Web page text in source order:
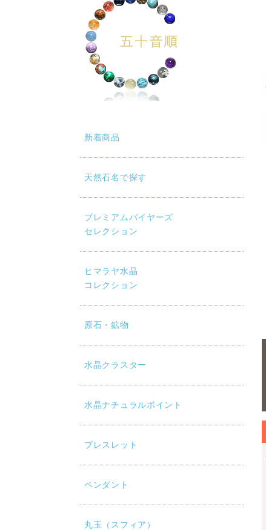
新着商品
天然石名で探す
プレミアムバイヤーズ
セレクション
ヒマラヤ水晶
コレクション
原石・鉱物
水晶クラスター
水晶ナチュラルポイント
ブレスレット
ペンダント
丸玉（スフィア）
再生時に画質が低い場合は、設定（⚙）から「1080p HD」